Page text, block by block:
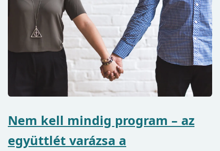
Nem kell mindig program – az
együttlét varázsa a